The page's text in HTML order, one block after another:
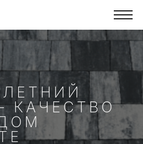
КАЧЕСТВО